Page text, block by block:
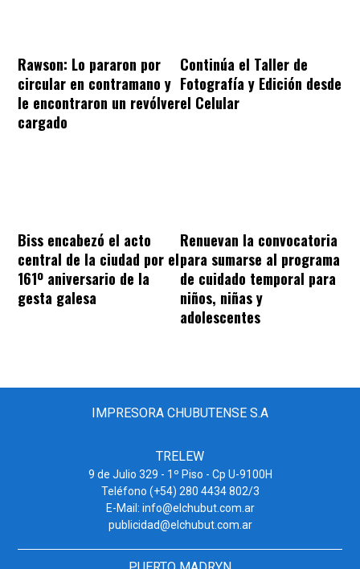
Rawson: Lo pararon por
circular en contramano y
le encontraron un revólver
cargado
Continúa el Taller de
Fotografía y Edición desde
el Celular
Biss encabezó el acto
central de la ciudad por el
161º aniversario de la
gesta galesa
Renuevan la convocatoria
para sumarse al programa
de cuidado temporal para
niños, niñas y
adolescentes
IMPRESORA CHUBUTENSE S.A
TRELEW
9 de Julio 329 - 1º Piso - Cp U-9100H
Teléfono (+54) 280 4434 802/3
E-Mail: info@elchubut.com.ar
publicidad@elchubut.com.ar